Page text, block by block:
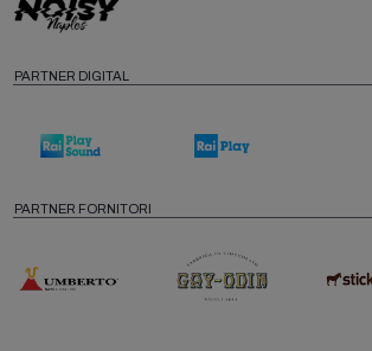
PARTNER DIGITAL
PARTNER FORNITORI